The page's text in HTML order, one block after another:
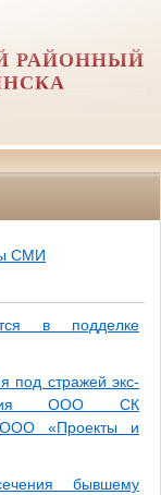
РАЙОННЫЙ
СМИ
в подделке
под стражей экс-
ООО СК
«Проекты и
бывшему